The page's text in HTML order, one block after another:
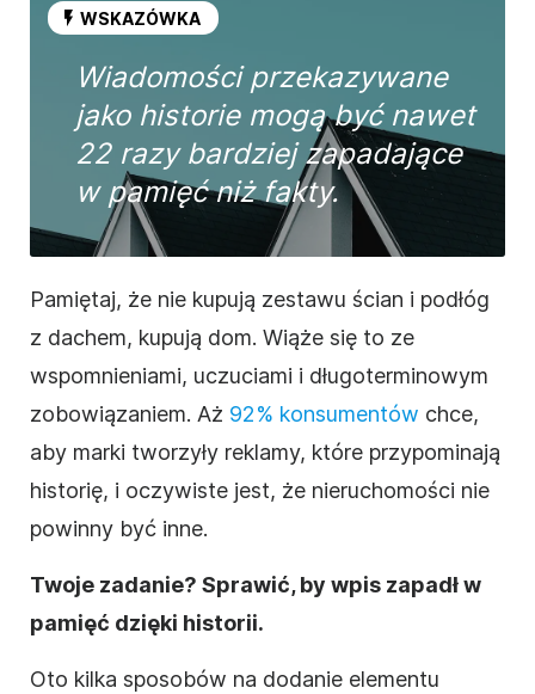
WSKAZÓWKA
Wiadomości przekazywane
jako historie mogą być nawet
22 razy bardziej zapadające
w pamięć niż fakty.
Pamiętaj, że nie kupują zestawu ścian i podłóg
z dachem, kupują dom. Wiąże się to ze
wspomnieniami, uczuciami i długoterminowym
zobowiązaniem. Aż 92% konsumentów chce,
aby marki tworzyły reklamy, które przypominają
historię, i oczywiste jest, że nieruchomości nie
powinny być inne.
Twoje zadanie? Sprawić, by wpis zapadł w
pamięć dzięki historii.
Oto kilka sposobów na dodanie elementu